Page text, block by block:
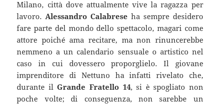
Milano, città dove attualmente vive la ragazza per
lavoro. Alessandro Calabrese ha sempre desidero
fare parte del mondo dello spettacolo, magari come
attore poiché ama recitare, ma non rinuncerebbe
nemmeno a un calendario sensuale o artistico nel
caso in cui dovessero proporglielo. Il giovane
imprenditore di Nettuno ha infatti rivelato che,
durante ilGrande Fratello 14, si è spogliato non
poche volte; di conseguenza, non sarebbe un